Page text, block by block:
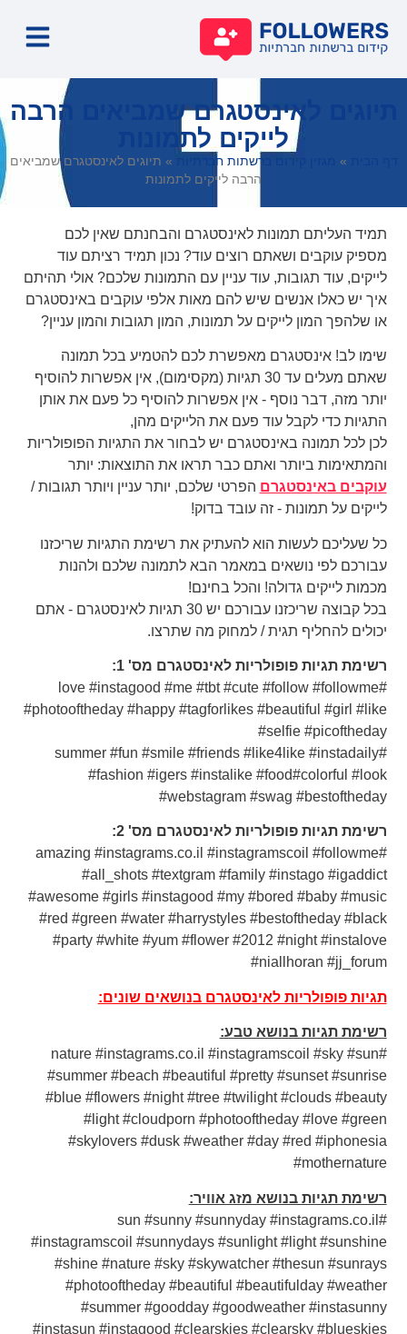
תיוגים לאינסטגרם שמביאים הרבה
לייקים לתמונות
» מגזין קידום ברשתות חברתיות » תיוגים לאינסטגרם שמביאים
הרבה לייקים לתמונות
תמיד העליתם תמונות לאינסטגרם והבחנתם שאין לכם
מספיק עוקבים ושאתם רוצים עוד? נכון תמיד רציתם עוד
לייקים, עוד תגובות, עוד עניין עם התמונות שלכם? אולי תהיתם
איך יש כאלו אנשים שיש להם מאות אלפי עוקבים באינסטגרם
או שלהפך המון לייקים על תמונות, המון תגובות והמון עניין?
שימו לב! אינסטגרם מאפשרת לכם להטמיע בכל תמונה
שאתם מעלים עד 30 תגיות (מקסימום), אין אפשרות להוסיף
יותר מזה, דבר נוסף - אין אפשרות להוסיף כל פעם את אותן
התגיות כדי לקבל עוד פעם את הלייקים מהן,
לכן לכל תמונה באינסטגרם יש לבחור את התגיות הפופולריות
והמתאימות ביותר ואתם כבר תראו את התוצאות: יותר
עוקבים באינסטגרם הפרטי שלכם, יותר עניין ויותר תגובות /
לייקים על תמונות - זה עובד בדוק!
כל שעליכם לעשות הוא להעתיק את רשימת התגיות שריכזנו
עבורכם לפי נושאים במאמר הבא לתמונה שלכם ולהנות
מכמות לייקים גדולה! והכל בחינם!
בכל קבוצה שריכזנו עבורכם יש 30 תגיות לאינסטגרם - אתם
יכולים להחליף תגית / למחוק מה שתרצו.
רשימת תגיות פופולריות לאינסטגרם מס' 1:
#love #instagood #me #tbt #cute #follow #followme
#photooftheday #happy #tagforlikes #beautiful #girl #like
#selfie #picoftheday
#summer #fun #smile #friends #like4like #instadaily
#fashion #igers #instalike #food#colorful #look
#webstagram #swag #bestoftheday
רשימת תגיות פופולריות לאינסטגרם מס' 2:
#amazing #instagrams.co.il #instagramscoil #followme
#all_shots #textgram #family #instago #igaddict
#awesome #girls #instagood #my #bored #baby #music
#red #green #water #harrystyles #bestoftheday #black
#party #white #yum #flower #2012 #night #instalove
#niallhoran #jj_forum
תגיות פופולריות לאינסטגרם בנושאים שונים:
רשימת תגיות בנושא טבע:
#nature #instagrams.co.il #instagramscoil #sky #sun
#summer #beach #beautiful #pretty #sunset #sunrise
#blue #flowers #night #tree #twilight #clouds #beauty
#light #cloudporn #photooftheday #love #green
#skylovers #dusk #weather #day #red #iphonesia
#mothernature
רשימת תגיות בנושא מזג אוויר:
#sun #sunny #sunnyday #instagrams.co.il
#instagramscoil #sunnydays #sunlight #light #sunshine
#shine #nature #sky #skywatcher #thesun #sunrays
#photooftheday #beautiful #beautifulday #weather
#summer #goodday #goodweather #instasunny
#instasun #instagood #clearskies #clearsky #blueskies